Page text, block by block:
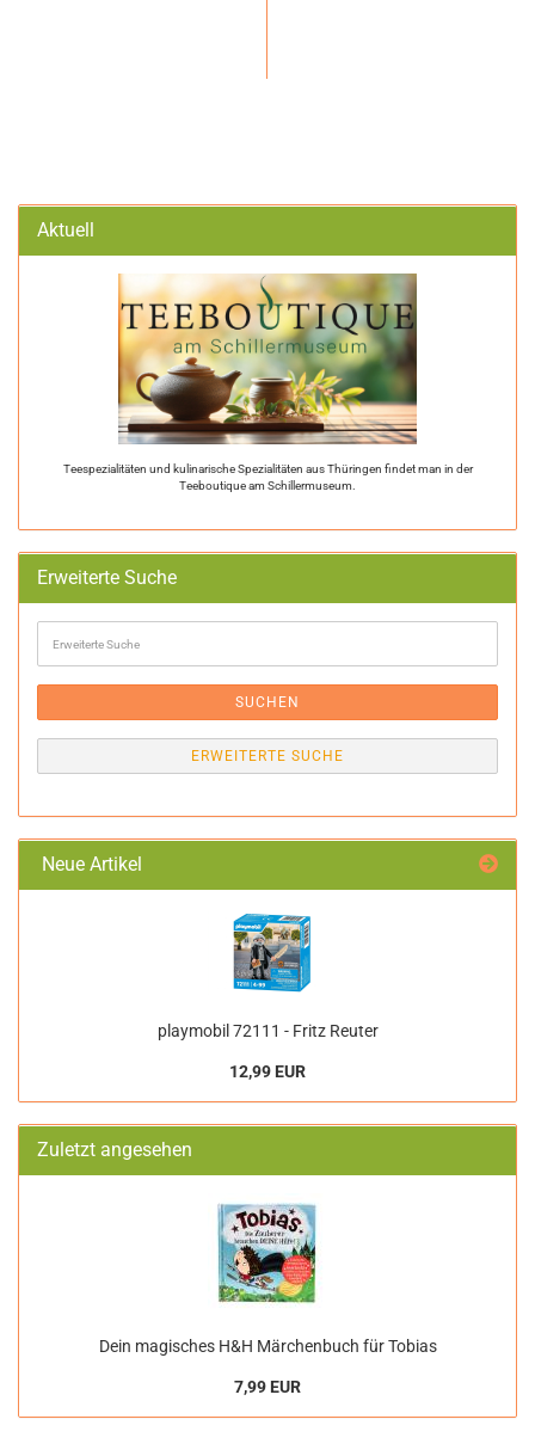
Aktuell
Teespezialitäten und kulinarische Spezialitäten aus Thüringen findet man in der
Teeboutique am Schillermuseum.
Erweiterte Suche
Suche
SUCHEN
ERWEITERTE SUCHE
Neue Artikel
playmobil 72111 - Fritz Reuter
12,99 EUR
Zuletzt angesehen
Dein magisches H&H Märchenbuch für Tobias
7,99 EUR